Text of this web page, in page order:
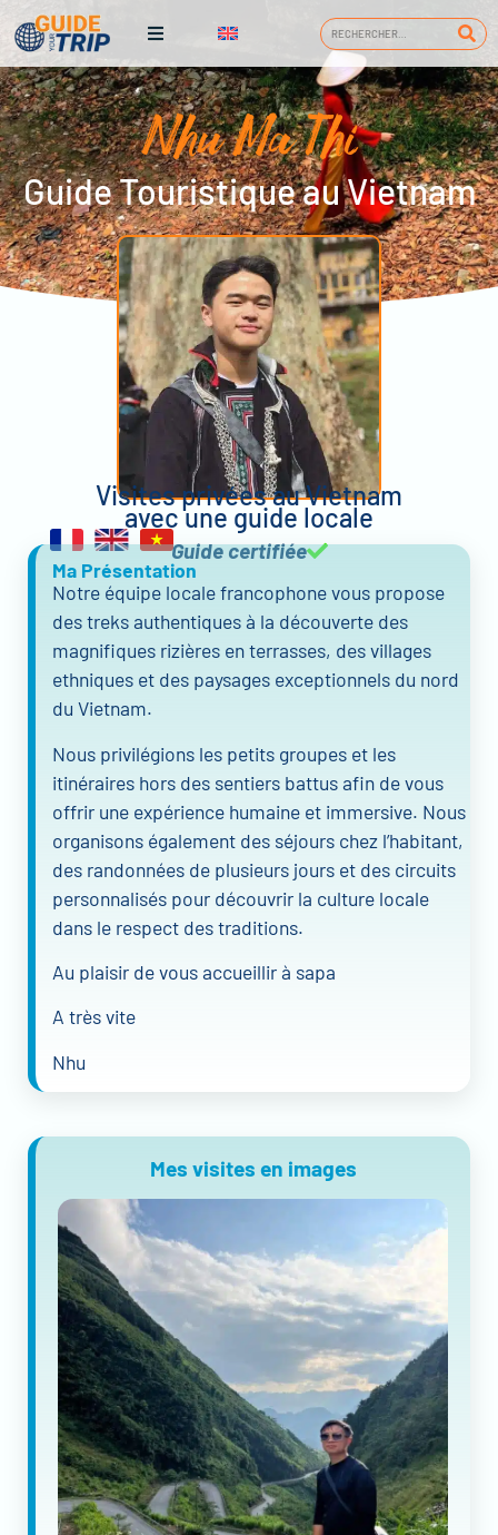
Nhu Ma Thi
Guide Touristique au Vietnam
Visites privées au Vietnam
avec une guide locale
Guide certifiée
Ma Présentation
Notre équipe locale francophone vous propose
des treks authentiques à la découverte des
magnifiques rizières en terrasses, des villages
ethniques et des paysages exceptionnels du nord
du Vietnam.
Nous privilégions les petits groupes et les
itinéraires hors des sentiers battus afin de vous
offrir une expérience humaine et immersive. Nous
organisons également des séjours chez l’habitant,
des randonnées de plusieurs jours et des circuits
personnalisés pour découvrir la culture locale
dans le respect des traditions.
Au plaisir de vous accueillir à sapa
A très vite
Nhu
Mes visites en images